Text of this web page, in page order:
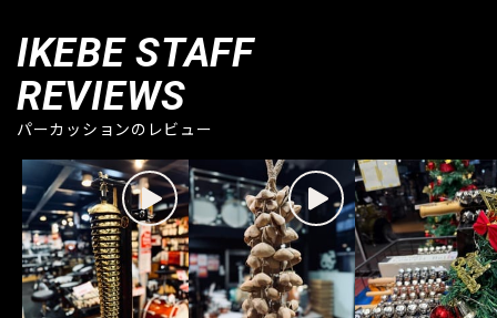
IKEBE STAFF
REVIEWS
パーカッションのレビュー